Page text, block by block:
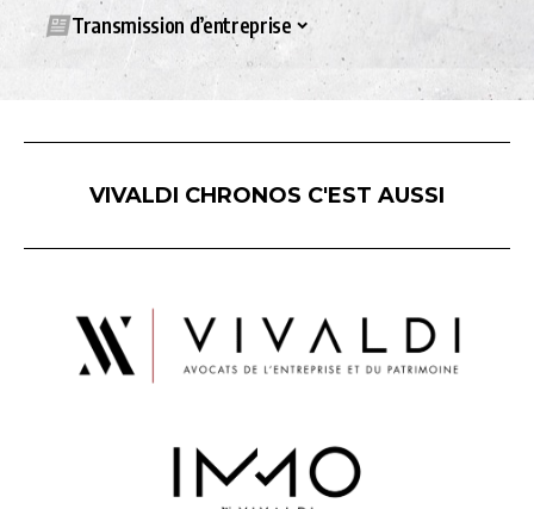
Transmission d’entreprise
VIVALDI CHRONOS C'EST AUSSI